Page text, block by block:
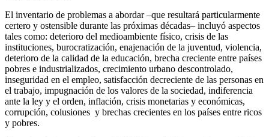
El inventario de problemas a abordar –que resultará particularmente
certero y ostensible durante las próximas décadas– incluyó aspectos
tales como: deterioro del medioambiente físico, crisis de las
instituciones, burocratización, enajenación de la juventud, violencia,
deterioro de la calidad de la educación, brecha creciente entre países
pobres e industrializados, crecimiento urbano descontrolado,
inseguridad en el empleo, satisfacción decreciente de las personas en
el trabajo, impugnación de los valores de la sociedad, indiferencia
ante la ley y el orden, inflación, crisis monetarias y económicas,
corrupción, colusiones y brechas crecientes en los países entre ricos
y pobres.